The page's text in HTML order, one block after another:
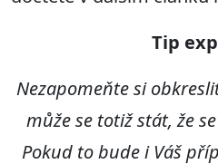
Tip
Nezapomeňte si
může se totiž stát, že
Pokud to bude i Váš